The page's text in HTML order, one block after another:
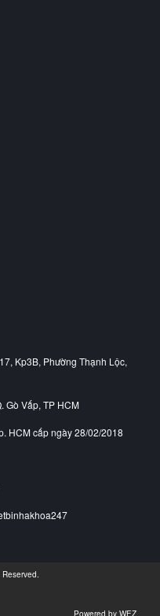
Kp3B, Phường Thạnh Lộc,
Gò Vấp, TP HCM
HCM cấp ngày 28/02/2018
Reserved.
Powered by WEZ